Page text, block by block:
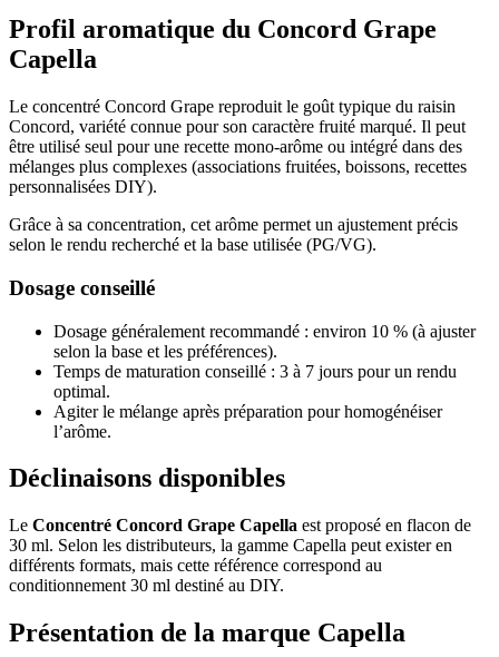
Profil aromatique du Concord Grape
Capella
Le concentré Concord Grape reproduit le goût typique du raisin
Concord, variété connue pour son caractère fruité marqué. Il peut
être utilisé seul pour une recette mono-arôme ou intégré dans des
mélanges plus complexes (associations fruitées, boissons, recettes
personnalisées DIY).
Grâce à sa concentration, cet arôme permet un ajustement précis
selon le rendu recherché et la base utilisée (PG/VG).
Dosage conseillé
Dosage généralement recommandé : environ 10 % (à ajuster
selon la base et les préférences).
Temps de maturation conseillé : 3 à 7 jours pour un rendu
optimal.
Agiter le mélange après préparation pour homogénéiser
l’arôme.
Déclinaisons disponibles
Le Concentré Concord Grape Capella est proposé en flacon de
30 ml. Selon les distributeurs, la gamme Capella peut exister en
différents formats, mais cette référence correspond au
conditionnement 30 ml destiné au DIY.
Présentation de la marque Capella